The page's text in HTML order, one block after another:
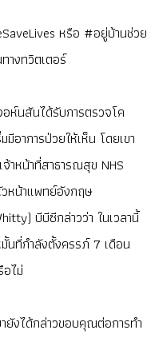
หรือ #อยู่บ้านช่วย
างทวิตเตอร์
ห์นสันได้รับการตรวจโค
าการป่วยให้เห็น โดยเขา
าหน้าที่สาธารณสุข NHS
วหน้าแพทย์อังกฤษ
บีบีซีกล่าวว่า ในเวลานี้
นที่กำลังตั้งครรภ์ 7 เดือน
ไม่
งได้กล่าวขอบคุณต่อการทำ